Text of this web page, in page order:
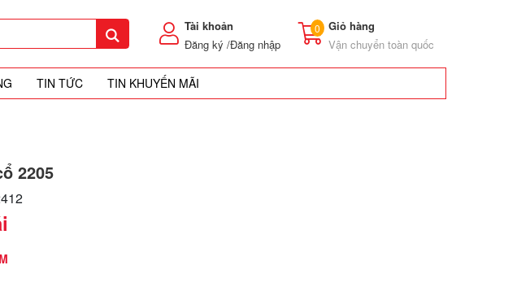
Tài khoản
Đăng ký /Đăng nhập
0
Giỏ hàng
Vận chuyển toàn quốc
TIN TỨC TIN KHUYẾN MÃI
2205